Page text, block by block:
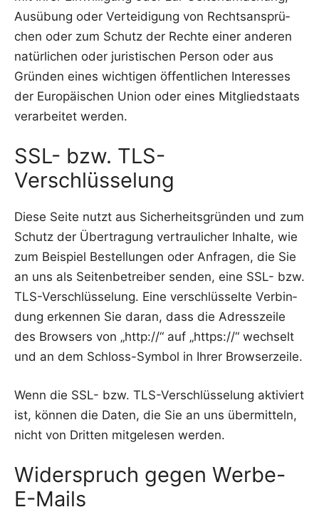
Aus­übung oder Ver­tei­di­gung von Rechts­an­sprü­
chen oder zum Schutz der Rech­te einer ande­ren
natür­li­chen oder juris­ti­schen Per­son oder aus
Grün­den eines wich­ti­gen öffent­li­chen Inter­es­ses
der Euro­päi­schen Uni­on oder eines Mit­glied­staats
ver­ar­bei­tet werden.
SSL- bzw. TLS-
Verschlüsselung
Die­se Sei­te nutzt aus Sicher­heits­grün­den und zum
Schutz der Über­tra­gung ver­trau­li­cher Inhal­te, wie
zum Bei­spiel Bestel­lun­gen oder Anfra­gen, die Sie
an uns als Sei­ten­be­trei­ber sen­den, eine SSL- bzw.
TLS-Ver­schlüs­se­lung. Eine ver­schlüs­sel­te Ver­bin­
dung erken­nen Sie dar­an, dass die Adress­zei­le
des Brow­sers von „http://“ auf „https://“ wech­selt
und an dem Schloss-Sym­bol in Ihrer Browserzeile.
Wenn die SSL- bzw. TLS-Ver­schlüs­se­lung akti­viert
ist, kön­nen die Daten, die Sie an uns über­mit­teln,
nicht von Drit­ten mit­ge­le­sen werden.
Widerspruch gegen Werbe-
E-Mails